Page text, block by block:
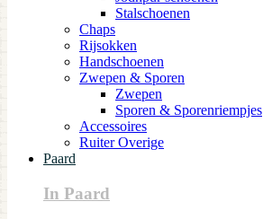
Stalschoenen
Chaps
Rijsokken
Handschoenen
Zwepen & Sporen
Zwepen
Sporen & Sporenriempjes
Accessoires
Ruiter Overige
Paard
In Paard